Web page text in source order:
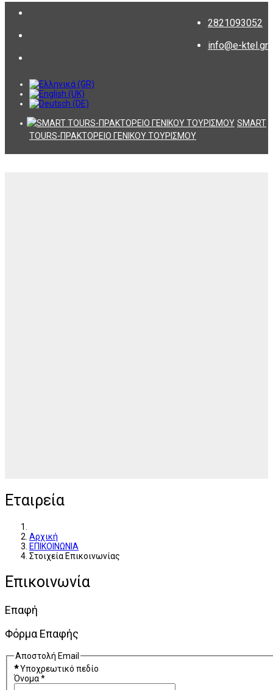
2821093052
info@e-ktel.gr
SMART
TOURS-ΠΡΑΚΤΟΡΕΙΟ ΓΕΝΙΚΟΥ ΤΟΥΡΙΣΜΟΥ
Εταιρεία
Αρχική
ΕΠΙΚΟΙΝΩΝΙΑ
Στοιχεία Επικοινωνίας
Επικοινωνία
Επαφή
Φόρμα Επαφής
Αποστολή Email
*Υποχρεωτικό πεδίο
Όνομα*